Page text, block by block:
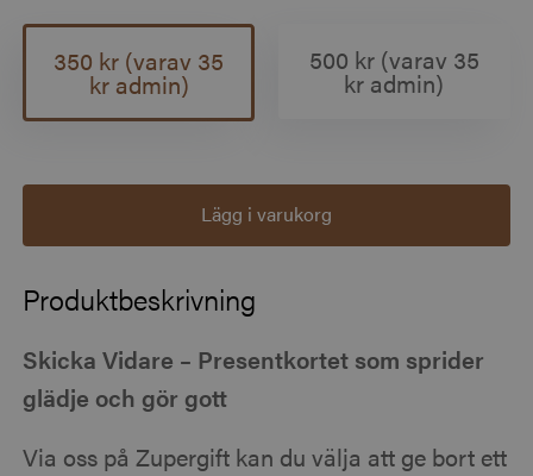
350 kr (varav 35
kr admin)
500 kr (varav 35
kr admin)
Lägg i varukorg
Produktbeskrivning
Skicka Vidare – Presentkortet som sprider
glädje och gör gott
Via oss på Zupergift kan du välja att ge bort ett